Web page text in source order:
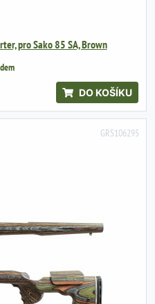
pro Sako 85 SA, Brown
DO KOŠÍKU
GRS106295